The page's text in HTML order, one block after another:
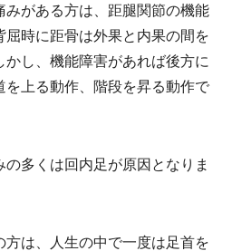
みがある方は、距腿関節の機能
屈時に距骨は外果と内果の間を
かし、機能障害があれば後方に
を上る動作、階段を昇る動作で
の多くは回内足が原因となりま
方は、人生の中で一度は足首を